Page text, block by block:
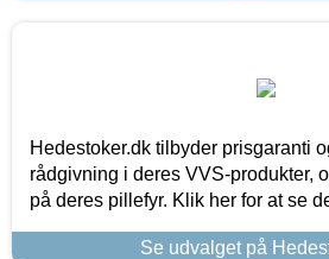
Hedestoker.dk tilbyder prisgaranti
rådgivning i deres VVS-produkter,
på deres pillefyr. Klik her for at se
Se udvalget på